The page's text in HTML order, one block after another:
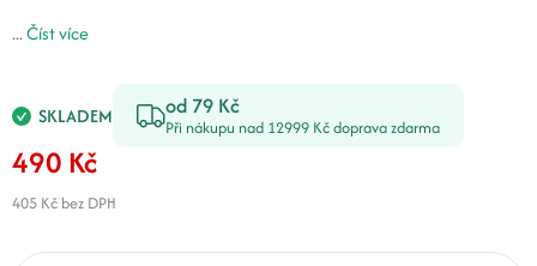
...Číst více
SKLADEM od 79 Kč
Při nákupu nad 12999 Kč doprava zdarma
490 Kč
405 Kč bez DPH